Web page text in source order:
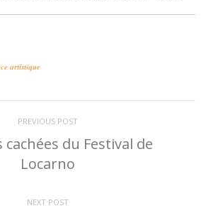
artistique
PREVIOUS POST
cachées du Festival de
Locarno
NEXT POST